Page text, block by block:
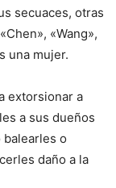
secuaces, otras
«Wang»,
una mujer.
extorsionar a
a sus dueños
o
daño a la